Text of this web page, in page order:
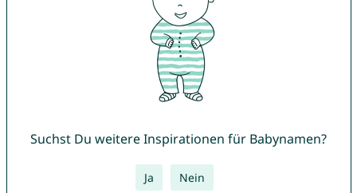
Suchst Du weitere Inspirationen für Babynamen?
Ja Nein